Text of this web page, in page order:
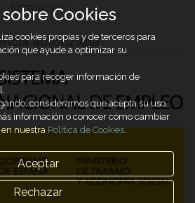
Formación
autorizada
Cookies
cookies propias y de terceros para
que ayude a optimizar su
para recoger información de
consideramos que acepta su uso.
información o conocer cómo cambiar
nuestraPolítica de Cookies.
Aceptar
Rechazar